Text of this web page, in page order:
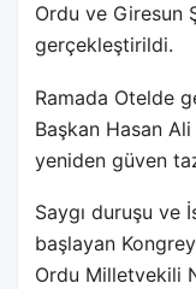
Ordu ve Giresun
gerçekleştirildi.
Ramada Otelde
Başkan Hasan
yeniden güven
Saygı duruşu ve
başlayan
Ordu Milletvekili